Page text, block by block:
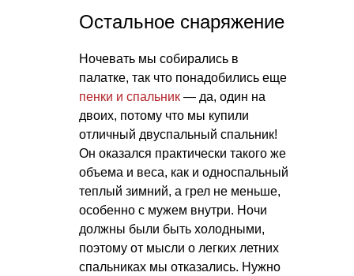
Остальное снаряжение
Ночевать мы собирались в
палатке, так что понадобились еще
пенки и спальник — да, один на
двоих, потому что мы купили
отличный двуспальный спальник!
Он оказался практически такого же
объема и веса, как и односпальный
теплый зимний, а грел не меньше,
особенно с мужем внутри. Ночи
должны были быть холодными,
поэтому от мысли о легких летних
спальниках мы отказались. Нужно